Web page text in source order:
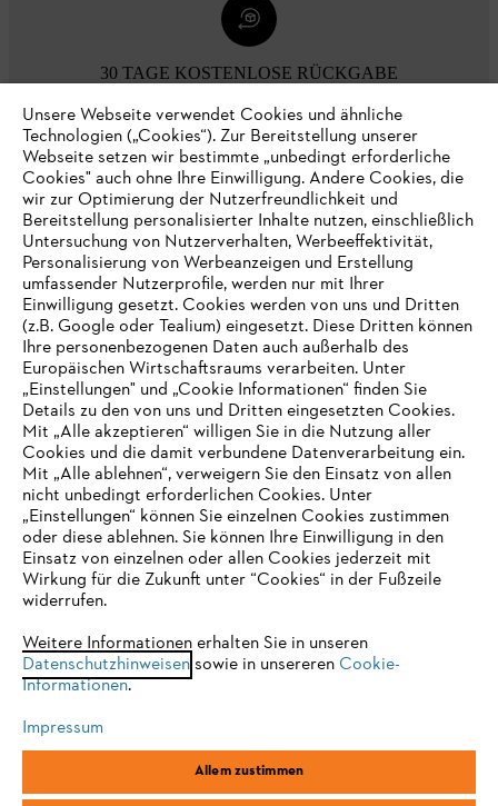
30 TAGE KOSTENLOSE RÜCKGABE
Zahlungsmöglichkeiten
Unternehmen
Online Shop
Service
Allgemeine Geschäftsbedingungen
Impressum Cookies Rechtliche Informationen
IHR BROWSER WIRD NICHT
UNTERSTÜTZT
eine optimale Nutzung unserer Seite empfehlen wir Ihnen, zu
einem der folgenden Browser zu wechseln:
Firefox Chrome
Unsere Webseite verwendet Cookies und ähnliche
Technologien („Cookies“). Zur Bereitstellung unserer
Webseite setzen wir bestimmte „unbedingt erforderliche
Cookies" auch ohne Ihre Einwilligung. Andere Cookies, die
wir zur Optimierung der Nutzerfreundlichkeit und
Bereitstellung personalisierter Inhalte nutzen, einschließlich
Untersuchung von Nutzerverhalten, Werbeeffektivität,
Personalisierung von Werbeanzeigen und Erstellung
umfassender Nutzerprofile, werden nur mit Ihrer
Einwilligung gesetzt. Cookies werden von uns und Dritten
(z.B. Google oder Tealium) eingesetzt. Diese Dritten können
Ihre personenbezogenen Daten auch außerhalb des
Europäischen Wirtschaftsraums verarbeiten. Unter
„Einstellungen" und „Cookie Informationen“ finden Sie
Details zu den von uns und Dritten eingesetzten Cookies.
Mit „Alle akzeptieren“ willigen Sie in die Nutzung aller
Cookies und die damit verbundene Datenverarbeitung ein.
Mit „Alle ablehnen“, verweigern Sie den Einsatz von allen
nicht unbedingt erforderlichen Cookies. Unter
„Einstellungen“ können Sie einzelnen Cookies zustimmen
oder diese ablehnen. Sie können Ihre Einwilligung in den
Einsatz von einzelnen oder allen Cookies jederzeit mit
Wirkung für die Zukunft unter “Cookies“ in der Fußzeile
widerrufen.
Weitere Informationen erhalten Sie in unseren
Datenschutzhinweisensowie in unsereren Cookie-
Informationen.
Impressum
Allem zustimmen